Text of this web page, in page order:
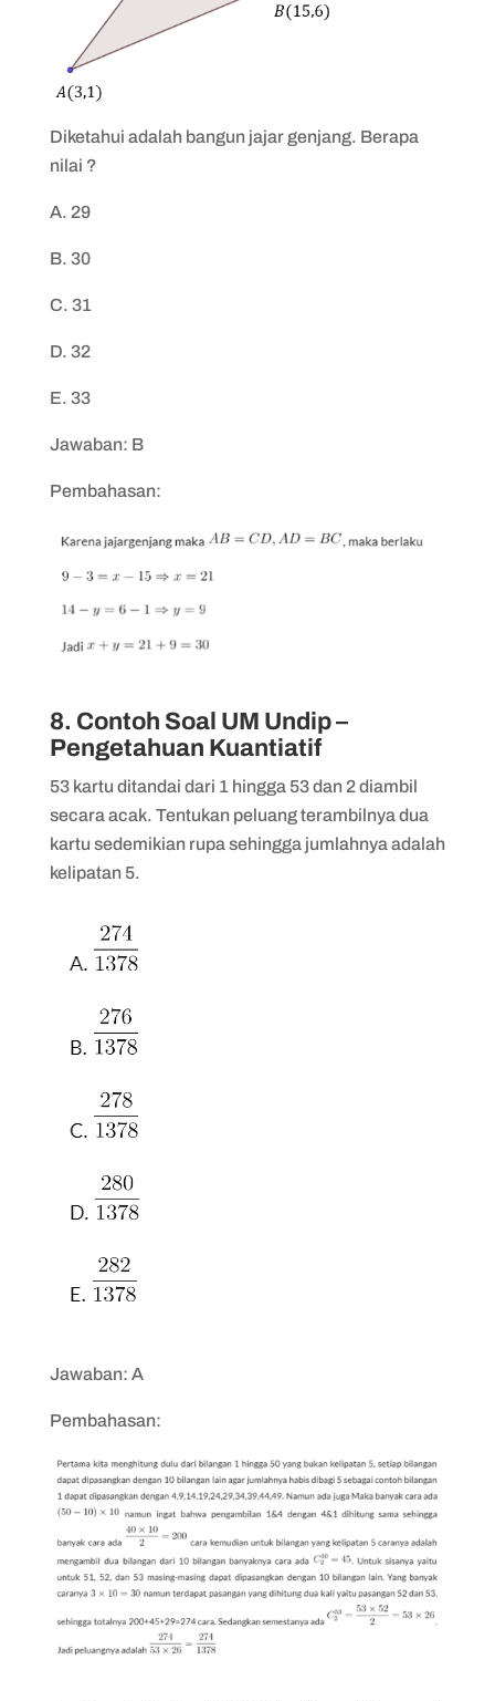
Diketahui adalah bangun jajar genjang. Berapa
nilai ?
A. 29
B. 30
C. 31
D. 32
E. 33
Jawaban: B
Pembahasan:
8. Contoh Soal UM Undip –
Pengetahuan Kuantiatif
53 kartu ditandai dari 1 hingga 53 dan 2 diambil
secara acak. Tentukan peluang terambilnya dua
kartu sedemikian rupa sehingga jumlahnya adalah
kelipatan 5.
Jawaban: A
Pembahasan: